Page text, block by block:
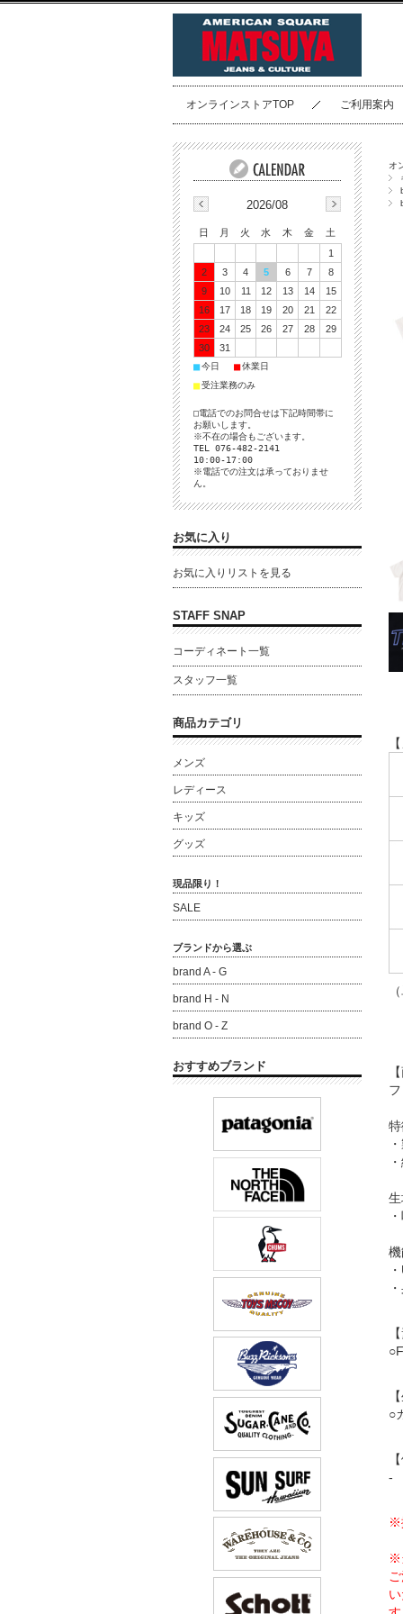
オンラインストアTOP ご利用案内
オ
○
-
※
※
2026/08
日 月 火 水 木 金
土
1
2
3 4 5 6 7
8
9
10 11 12 13 14
15
16
17 18 19 20 21
22
23
24 25 26 27 28
29
30
31
■今日 ■休業日
■受注業務のみ
□電話でのお問合せは下記時間帯に
お願いします。
※不在の場合もございます。
TEL 076-482-2141
10:00-17:00
※電話での注文は承っておりませ
ん。
お気に入り
お気に入りリストを見る
STAFF SNAP
コーディネート一覧
スタッフ一覧
商品カテゴリ
メンズ
レディース
キッズ
グッズ
現品限り！
SALE
ブランドから選ぶ
brand A - G
brand H - N
brand O - Z
おすすめブランド